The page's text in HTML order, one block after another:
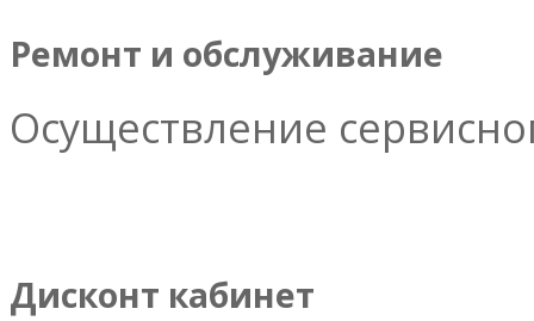
Ремонт и обслуживание
Осуществление
Дисконт кабинет